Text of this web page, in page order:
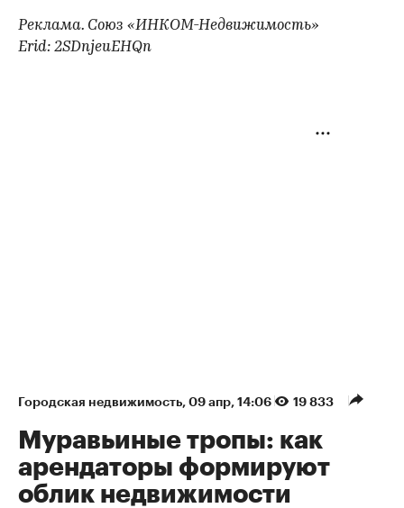
Реклама. Союз «ИНКОМ-Недвижимость»
Erid: 2SDnjeuEHQn
Городская недвижимость 09 апр, 14:06 19 833
Муравьиные тропы: как
арендаторы формируют
облик недвижимости